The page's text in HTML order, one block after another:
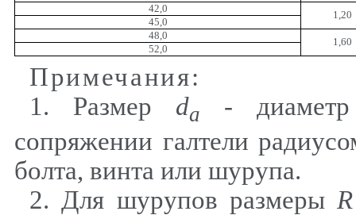
42,0
1,20
45,0
48,0
1,60
52,0
Примечания:
1. Размер da
-
сопряжении галтели
болта, винта или шурупа.
2. Для шурупов размеры R